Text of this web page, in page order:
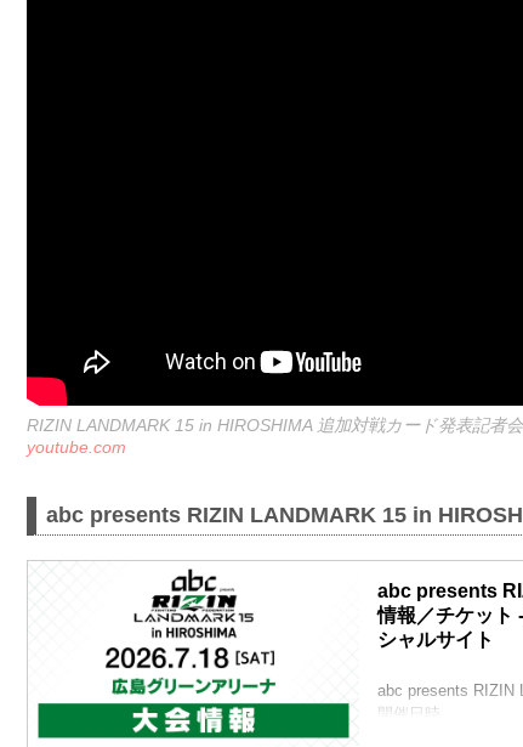
RIZIN LANDMARK 15 in HIROSHIMA 追加対戦カード発表記者
youtube.com
abc presents RIZIN LANDMARK 15 in
abc presents
情報／チケット
シャルサイト
abc presents RIZIN
開催日時
2026年7月18日（